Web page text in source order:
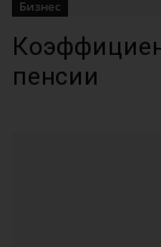
Бизнес
пенсии